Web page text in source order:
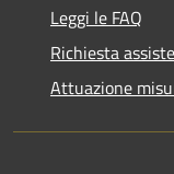
Leggi le FAQ
Richiesta
Attuazione